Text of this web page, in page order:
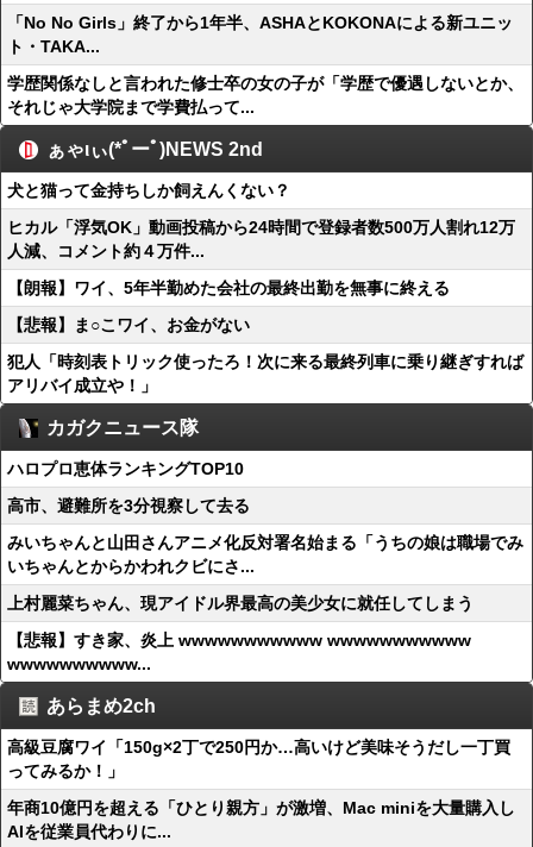
「No No Girls」終了から1年半、ASHAとKOKONAによる新ユニッ
ト・TAKA...
学歴関係なしと言われた修士卒の女の子が「学歴で優遇しないとか、
それじゃ大学院まで学費払って...
ぁゃιぃ(*ﾟーﾟ)NEWS 2nd
犬と猫って金持ちしか飼えんくない？
ヒカル「浮気OK」動画投稿から24時間で登録者数500万人割れ12万
人減、コメント約４万件...
【朗報】ワイ、5年半勤めた会社の最終出勤を無事に終える
【悲報】ま○こワイ、お金がない
犯人「時刻表トリック使ったろ！次に来る最終列車に乗り継ぎすれば
アリバイ成立や！」
カガクニュース隊
ハロプロ恵体ランキングTOP10
高市、避難所を3分視察して去る
みいちゃんと山田さんアニメ化反対署名始まる「うちの娘は職場でみ
いちゃんとからかわれクビにさ...
上村麗菜ちゃん、現アイドル界最高の美少女に就任してしまう
【悲報】すき家、炎上 wwwwwwwwwww wwwwwwwwwww
wwwwwwwwww...
あらまめ2ch
高級豆腐ワイ「150g×2丁で250円か…高いけど美味そうだし一丁買
ってみるか！」
年商10億円を超える「ひとり親方」が激増、Mac miniを大量購入し
AIを従業員代わりに...